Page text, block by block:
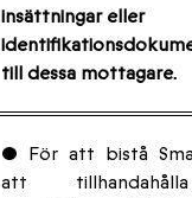
insättningar eller
till dessa mottagare.
• För att bistå
att